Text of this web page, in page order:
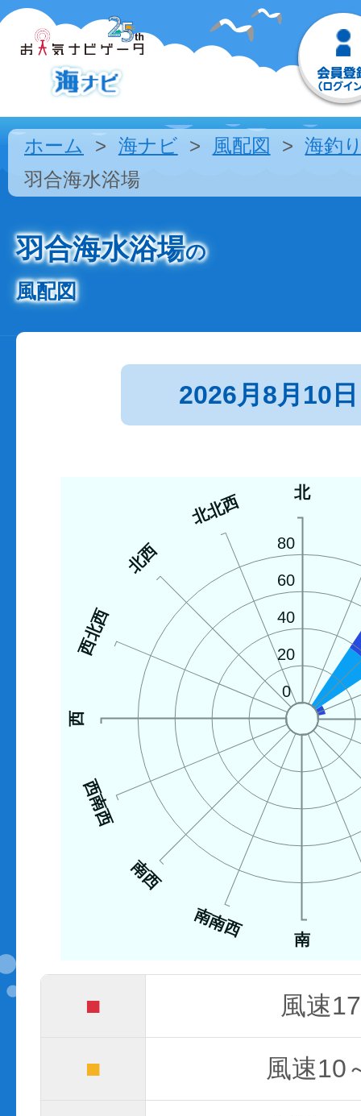
ホーム 海ナビ 風配図
海釣
羽合海水浴場
羽合海水浴場の
風配図
2026月8月10日
北
南
南南西
南西
西南西
西
西北西
北西
北北西
0
20
40
60
80
■ 風速
■ 風速10